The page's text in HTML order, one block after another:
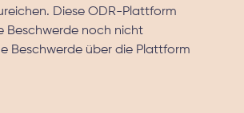
Diese ODR-Plattform
Beschwerde noch nicht
Beschwerde über die Plattform